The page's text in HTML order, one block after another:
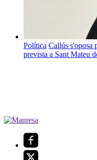
Política Callús s'oposa
prevista a Sant Mateu